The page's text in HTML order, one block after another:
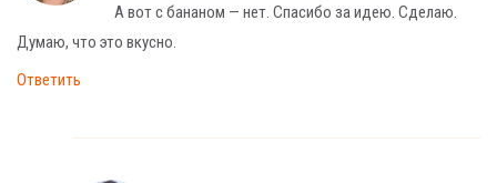
А вот с бананом — нет. Спасибо за идею. Сделаю.
Думаю, что это вкусно.
Ответить